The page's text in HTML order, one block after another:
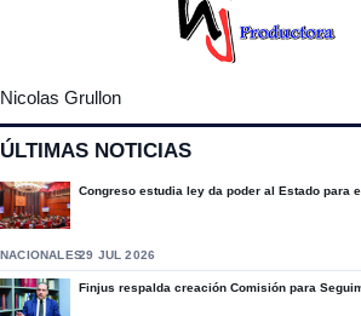
Nicolas Grullon
ÚLTIMAS NOTICIAS
Congreso estudia ley da poder al Estado para
NACIONALES29 JUL 2026
Finjus respalda creación Comisión para